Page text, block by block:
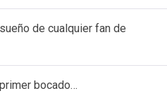
de cualquier fan de
bocado…